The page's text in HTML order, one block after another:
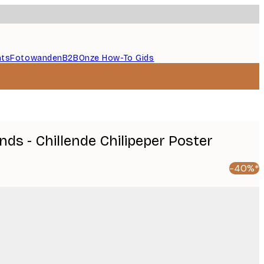
FotowandenB2BOnze How-To Gids
- Chillende Chilipeper Poster
-40%*